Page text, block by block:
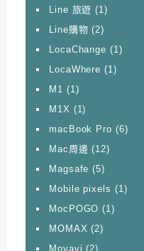
Line 旅遊 (1)
Line購物 (2)
LocaChange (1)
LocaWhere (1)
M1 (1)
M1X (1)
macBook Pro (6)
Mac周邊 (12)
Magsafe (5)
Mobile pixels (1)
MocPOGO (1)
MOMAX (2)
Movavi (2)